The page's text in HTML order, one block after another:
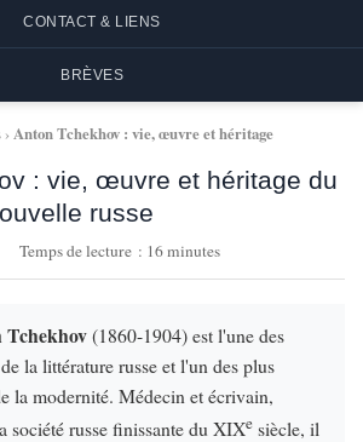
CONTACT & LIENS
BRÈVES
› Anton Tchekhov : vie, œuvre et héritage
: vie, œuvre et héritage du
russe
Temps de lecture : 16 minutes
Tchekhov(1860-1904) est l'une des
la littérature russe et l'un des plus
la modernité. Médecin et écrivain,
société russe finissante du XIXesiècle, il